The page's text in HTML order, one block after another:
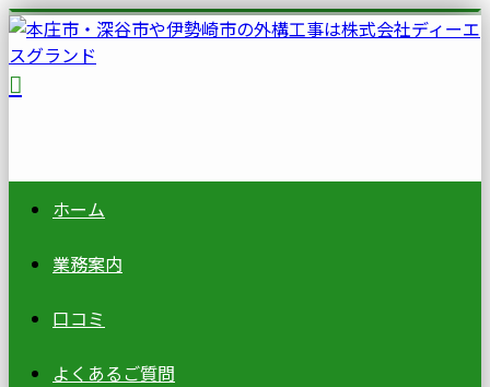
ホーム
業務案内
口コミ
よくあるご質問